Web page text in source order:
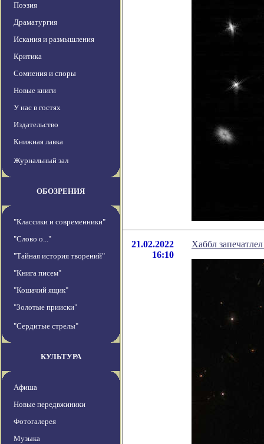
Поэзия
Драматургия
Искания и размышления
Критика
Сомнения и споры
Новые книги
У нас в гостях
Издательство
Книжная лавка
Журнальный зал
ОБОЗРЕНИЯ
"Классики и современники"
"Слово о..."
"Тайная история творений"
"Книга писем"
"Кошачий ящик"
"Золотые прииски"
"Сердитые стрелы"
КУЛЬТУРА
Афиша
Новые передвжиники
Фотогалерея
Музыка
21.02.2022
16:10
Хаббл